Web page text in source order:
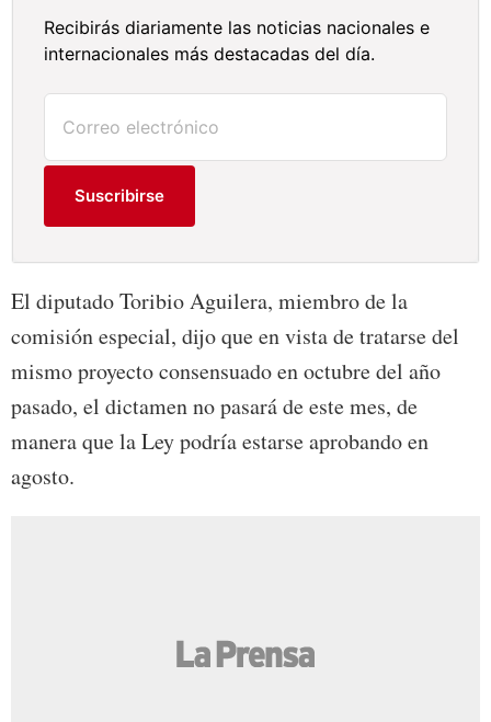
Recibirás diariamente las noticias nacionales e
internacionales más destacadas del día.
Suscribirse
El diputado Toribio Aguilera, miembro de la
comisión especial, dijo que en vista de tratarse del
mismo proyecto consensuado en octubre del año
pasado, el dictamen no pasará de este mes, de
manera que la Ley podría estarse aprobando en
agosto.